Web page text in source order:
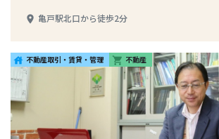
place 亀戸駅北口から徒歩2分
house 不動産取引・賃貸・管理 shopping_cart 不動産